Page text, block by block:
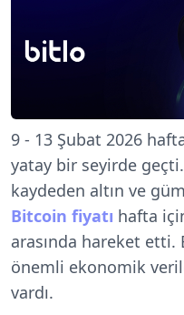
9 - 13 Şubat 2026
yatay bir seyirde
kaydeden altın ve
Bitcoin fiyatı hafta
arasında hareket
önemli ekonomik
vardı.